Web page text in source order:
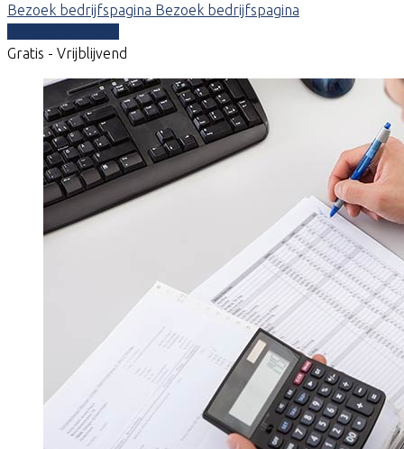
Bezoek bedrijfspagina Bezoek bedrijfspagina
Gratis - Vrijblijvend